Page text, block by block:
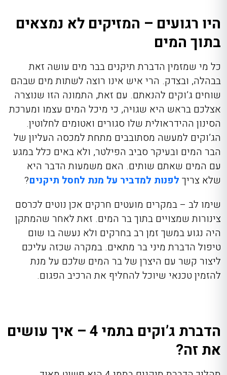
היו רגועים – המזיקים לא נמצאים
בתוך המים
כל מי שמזמין הדברת תיקנים בבר מים עושה זאת
בבהלה, ובצדק. הרי איש אינו רוצה לשתות מים שבהם
שוחים ג’וקים להנאתם. עם זאת, התמונה הזו שנוצרה
אצלכם בראש היא שגויה, כי מיכל המים עצמו ומערכת
הסינון ההידראולית שלו סגורים ואטומים לחלוטין.
הג’וקים למעשה מסתובבים מתחת למכסה העליון של
הבר המים ובעיקר סביב הפילטר, ולא באים כלל במגע
עם המים שאתם שותים. האם משמעות הדבר היא
שלא צריך לפנות למדביר על מנת לחסל תיקנים?
שימו לב – במקרים מועטים חרקים אכן נוטים לכרסם
צינורות שמצויים בתוך בר המים. זאת לאחר שהמתקן
היה נגוע במשך זמן רב בחרקים ולא נעשה בו שום
טיפול הדברת מיני בר מתאים. במקרה שכזה עליכם
ליצור קשר עם היצרן של בר המים שלכם על מנת
להזמין טכנאי שיוכל להחליף את הרכיב הפגום.
הדברת ג’וקים בתמי 4 – איך עושים
את זה?